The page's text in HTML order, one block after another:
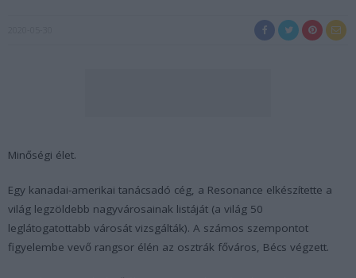
Minőségi élet.
Egy kanadai-amerikai tanácsadó cég, a Resonance elkészítette a
világ legzöldebb nagyvárosainak listáját (a világ 50
leglátogatottabb városát vizsgálták). A számos szempontot
figyelembe vevő rangsor élén az osztrák főváros, Bécs végzett.